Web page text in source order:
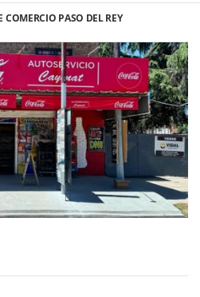
PASO DEL REY